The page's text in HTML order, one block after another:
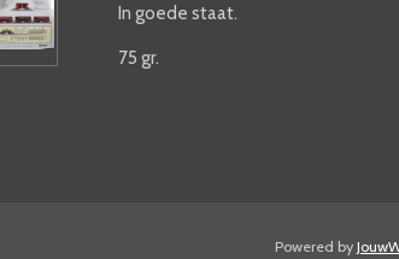
In goede staat.
75 gr.
Powered by